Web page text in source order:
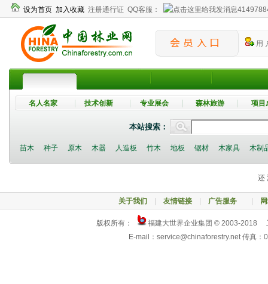
设为首页 加入收藏 注册通行证 QQ客服：
用
名人名家 技术创新 专业展会 森林旅游 项目
本站搜索：
苗木 种子 原木 木器 人造板 竹木 地板 锯材 木家具 木制
还
关于我们 友情链接| 广告服务
版权所有：
福建大世界企业集团 © 2003-2018
E-mail：service@chinaforestry.net 传真